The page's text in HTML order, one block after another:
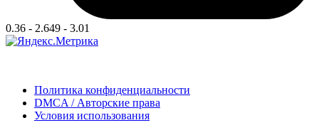
0.36 - 2.649 - 3.01
Политика конфиденциальности
DMCA / Авторские права
Условия использования